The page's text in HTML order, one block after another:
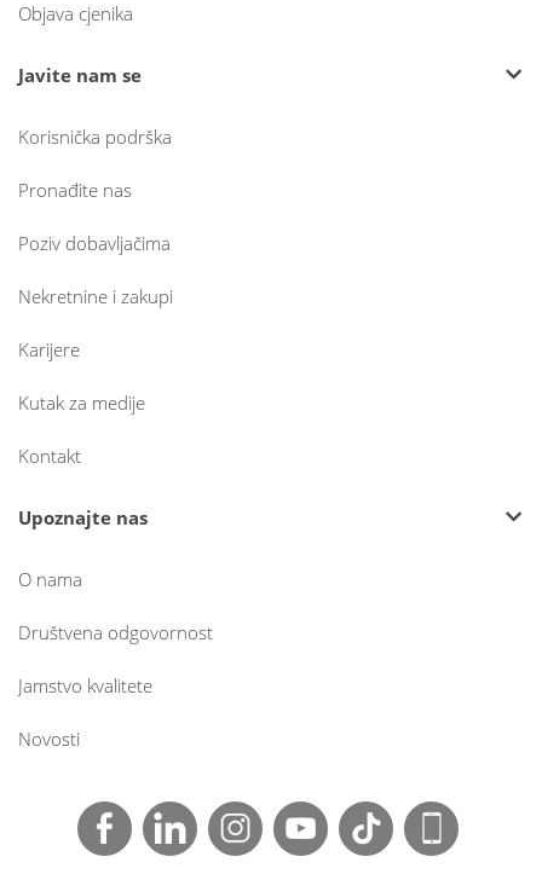
Objava cjenika
Javite nam se
Korisnička podrška
Pronađite nas
Poziv dobavljačima
Nekretnine i zakupi
Karijere
Kutak za medije
Kontakt
Upoznajte nas
O nama
Društvena odgovornost
Jamstvo kvalitete
Novosti